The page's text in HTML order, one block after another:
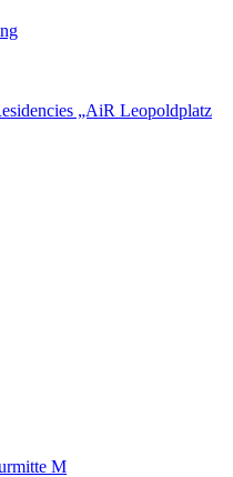
„AiR Leopoldplatz